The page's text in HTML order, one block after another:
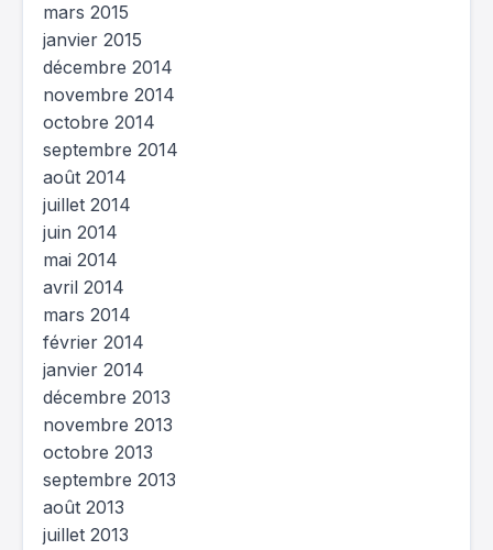
mars 2015
janvier 2015
décembre 2014
novembre 2014
octobre 2014
septembre 2014
août 2014
juillet 2014
juin 2014
mai 2014
avril 2014
mars 2014
février 2014
janvier 2014
décembre 2013
novembre 2013
octobre 2013
septembre 2013
août 2013
juillet 2013